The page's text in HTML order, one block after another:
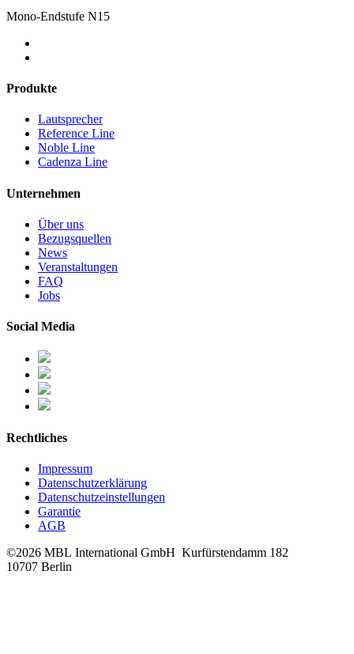
Mono-Endstufe N15
Produkte
Lautsprecher
Reference Line
Noble Line
Cadenza Line
Unternehmen
Über uns
Bezugsquellen
News
Veranstaltungen
FAQ
Jobs
Social Media
Rechtliches
Impressum
Datenschutzerklärung
Datenschutzeinstellungen
Garantie
AGB
©2026 MBL International GmbH Kurfürstendamm 182
10707 Berlin